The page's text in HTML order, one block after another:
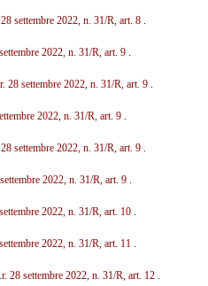
settembre 2022, n. 31/R, art. 8.
2022, n. 31/R, art. 9.
28 settembre 2022, n. 31/R, art. 9.
2022, n. 31/R, art. 9.
settembre 2022, n. 31/R, art. 9.
2022, n. 31/R, art. 9.
2022, n. 31/R, art. 10.
2022, n. 31/R, art. 11.
28 settembre 2022, n. 31/R, art. 12.